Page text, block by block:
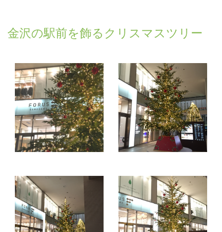
金沢の駅前を飾るクリスマスツリー